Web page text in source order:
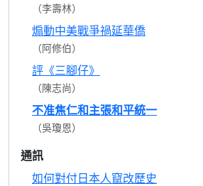
（李壽林）
煽動中美戰爭禍延華僑
（阿修伯）
評《三腳仔》
（陳志尚）
不准焦仁和主張和平統一
（吳瓊恩）
通訊
如何對付日本人竄改歷史